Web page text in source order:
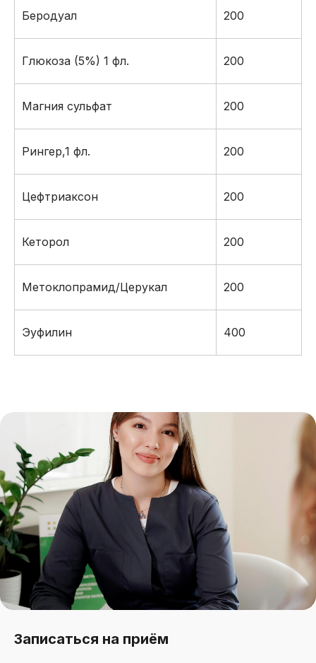
Беродуал 200
Глюкоза (5%) 1 фл. 200
Магния сульфат 200
Рингер,1 фл. 200
Цефтриаксон 200
Кеторол 200
Метоклопрамид/Церукал 200
Эуфилин 400
Записаться на приём